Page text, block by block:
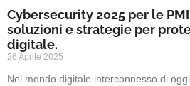
Cybersecurity 2025 per le
soluzioni e strategie per
digitale.
26 Aprile 2025
Nel mondo digitale interconnesso di